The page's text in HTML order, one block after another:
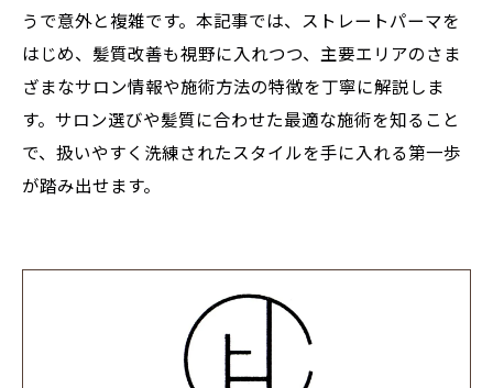
うで意外と複雑です。本記事では、ストレートパーマを
はじめ、髪質改善も視野に入れつつ、主要エリアのさま
ざまなサロン情報や施術方法の特徴を丁寧に解説しま
す。サロン選びや髪質に合わせた最適な施術を知ること
で、扱いやすく洗練されたスタイルを手に入れる第一歩
が踏み出せます。